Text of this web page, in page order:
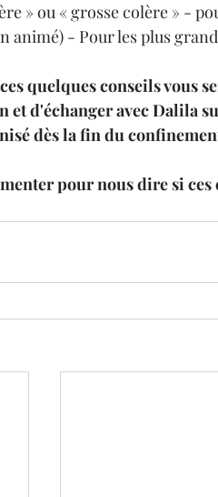
» ou « grosse colère » -
animé) - Pour les plus
quelques conseils vous
d'échanger avec Dalila
dès la fin du
pour nous dire si